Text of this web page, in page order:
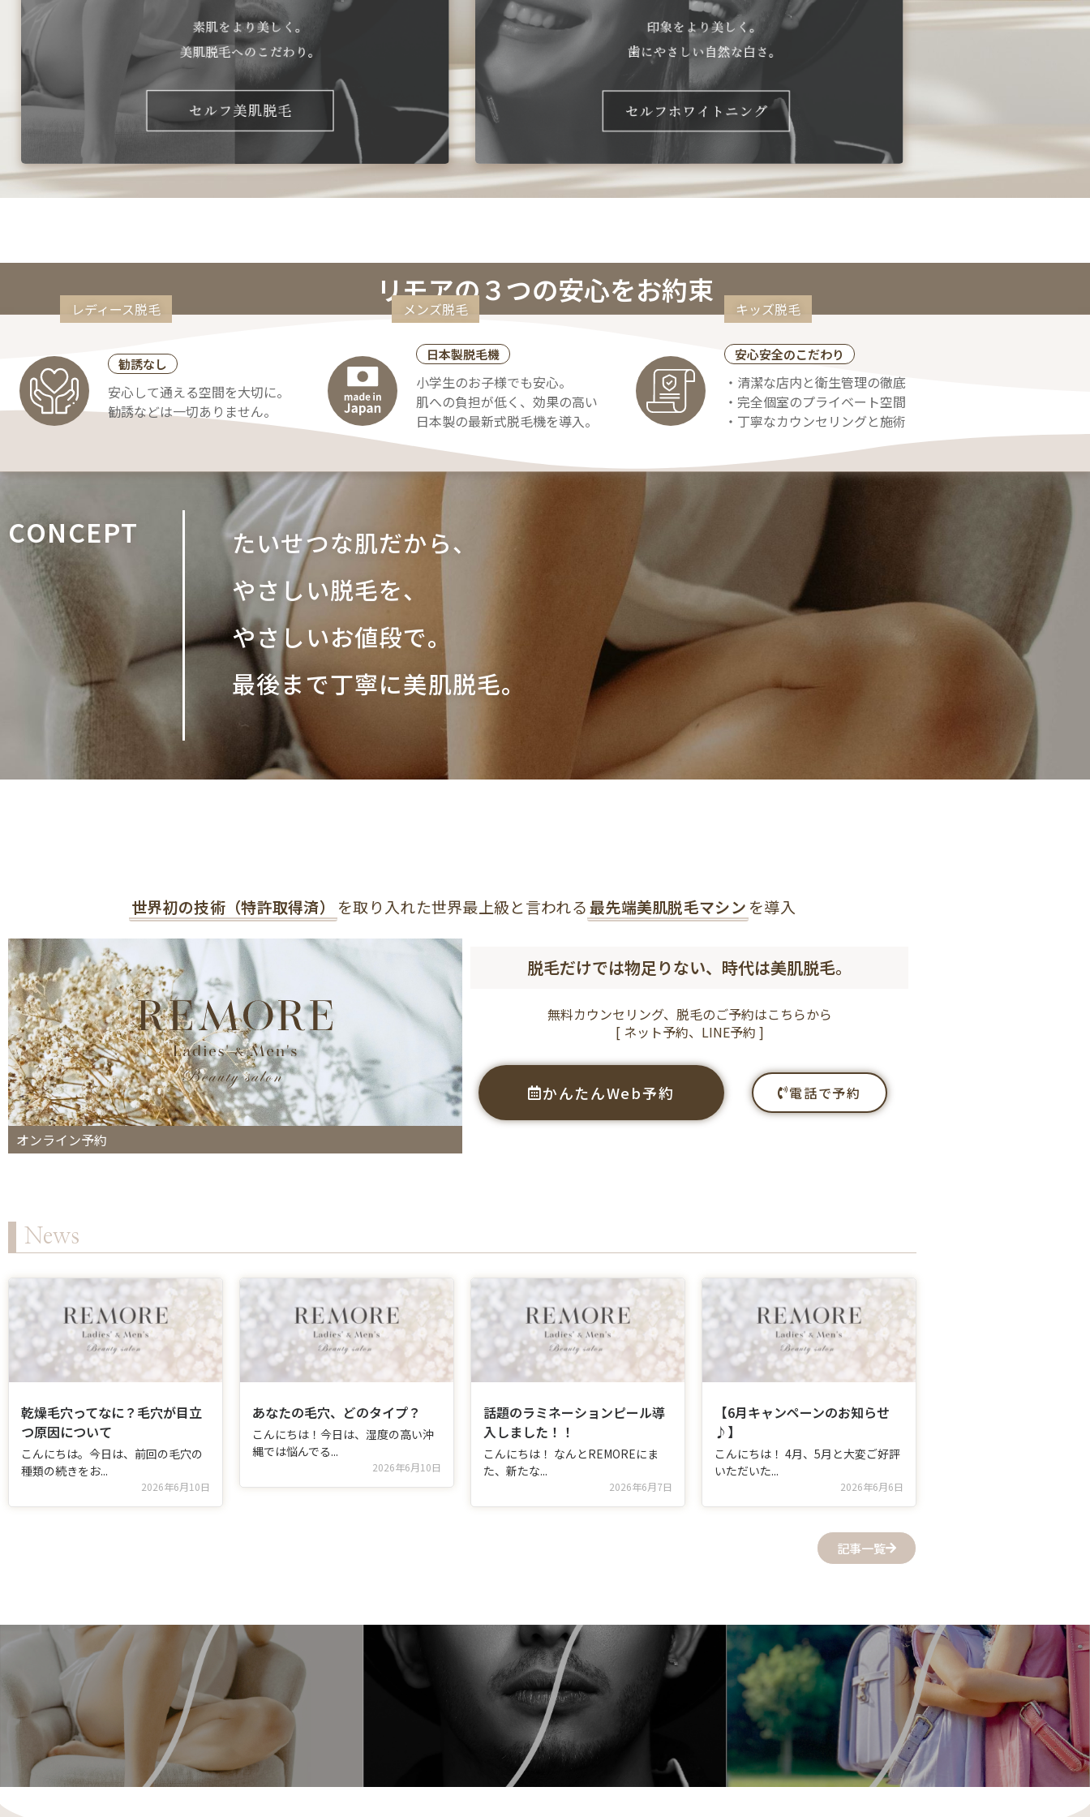
レディース脱毛 メンズ脱毛 キッズ脱毛
リモアの３つの安心をお約束
勧誘なし
安心して通える空間を大切に。
勧誘などは一切ありません。
日本製脱毛機
小学生のお子様でも安心。
肌への負担が低く、効果の高い
日本製の最新式脱毛機を導入。
安心安全のこだわり
・清潔な店内と衛生管理の徹底
・完全個室のプライベート空間
・丁寧なカウンセリングと施術
CONCEPT
たいせつな肌だから、
やさしい脱毛を、
やさしいお値段で。
最後まで丁寧に美肌脱毛。
世界初の技術（特許取得済） を取り入れた世界最上級と言われる最先端美肌脱毛マシン を導入
オンライン予約
脱毛だけでは物足りない、時代は美肌脱毛。
無料カウンセリング、脱毛のご予約はこちらから
[ ネット予約、LINE予約 ]
かんたんWeb予約 電話で予約
News
乾燥毛穴ってなに？毛穴が目立
つ原因について
こんにちは。今日は、前回の毛穴の
種類の続きをお...
2026年6月10日
あなたの毛穴、どのタイプ？
こんにちは！今日は、湿度の高い沖
縄では悩んでる...
2026年6月10日
話題のラミネーションピール導
入しました！！
こんにちは！ なんとREMOREにま
た、新たな...
2026年6月7日
【6月キャンペーンのお知らせ
♪】
こんにちは！ 4月、5月と大変ご好評
いただいた...
2026年6月6日
記事一覧